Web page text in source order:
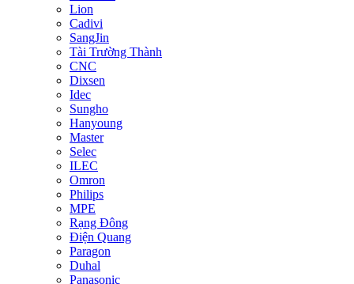
Lion
Cadivi
SangJin
Tài Trường Thành
CNC
Dixsen
Idec
Sungho
Hanyoung
Master
Selec
ILEC
Omron
Philips
MPE
Rạng Đông
Điện Quang
Paragon
Duhal
Panasonic